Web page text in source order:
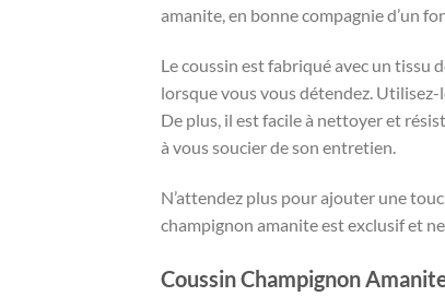
amanite, en bonne compagnie d’un
Le coussin est fabriqué avec un
lorsque vous vous détendez.
De plus, il est facile à nettoyer et
à vous soucier de son entretien.
N’attendez plus pour ajouter une
champignon amanite est exclusif et
Coussin Champignon